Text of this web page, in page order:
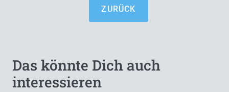
ZURÜCK
Das könnte Dich auch
interessieren